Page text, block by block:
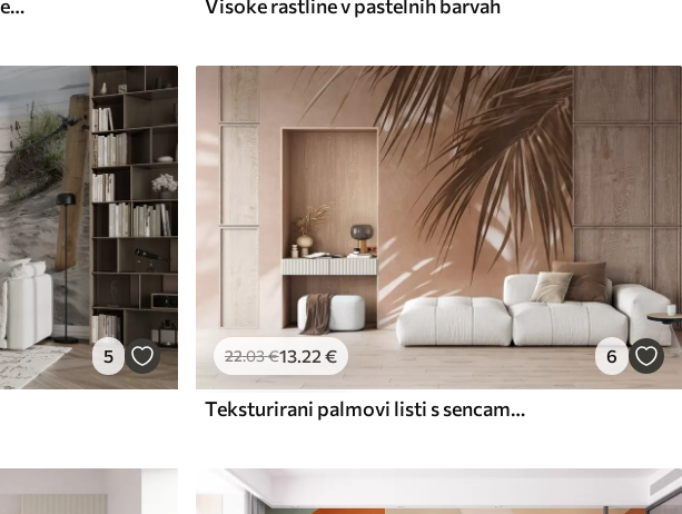
Zračne okrasne rastline v toplih kremastih odtenkih Visoke rastline v pastelnih barvah
5 22.03€13.22 € 6
Teksturirani palmovi listi s sencami, tropsko vzdušje, minimalizem